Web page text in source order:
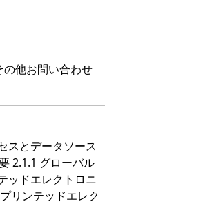
他お問い合わせ
スとデータソース
2.1.1 グローバル
ッドエレクトロニ
リンテッドエレク